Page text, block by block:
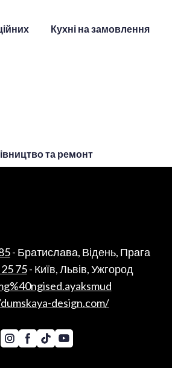
Кухні на замовлення
та ремонт
- Братислава, Відень, Прага
75- Київ, Львів, Ужгород
design.com/